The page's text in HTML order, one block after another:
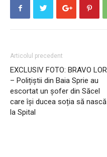
Articolul precedent
EXCLUSIV FOTO: BRAVO LOR
– Polițiștii din Baia Sprie au
escortat un șofer din Săcel
care își ducea soția să nască
la Spital